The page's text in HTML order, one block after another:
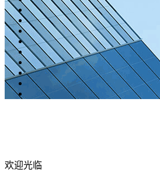
欢迎光临